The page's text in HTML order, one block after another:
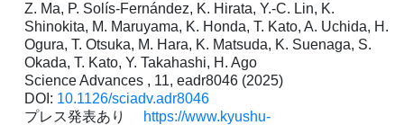
Z. Ma, P. Solís-Fernández, K. Hirata, Y.-C. Lin, K.
Shinokita, M. Maruyama, K. Honda, T. Kato, A. Uchida, H.
Ogura, T. Otsuka, M. Hara, K. Matsuda, K. Suenaga, S.
Okada, T. Kato, Y. Takahashi, H. Ago
Science Advances , 11, eadr8046 (2025)
DOI: 10.1126/sciadv.adr8046
プレス発表あり
https://www.kyushu-